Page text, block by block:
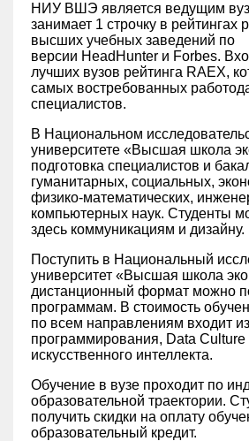
НИУ ВШЭ является ведущим
занимает 1 строчку в рейтингах
высших учебных заведений по
версии HeadHunter и Forbes.
лучших вузов рейтинга RAEX,
самых востребованных
специалистов.
В Национальном
университете «Высшая школа
подготовка специалистов и
гуманитарных, социальных,
физико-математических,
компьютерных наук. Студенты
здесь коммуникациям и дизайну.
Поступить в Национальный
университет «Высшая школа
дистанционный формат можно
программам. В стоимость
по всем направлениям входит
программирования, Data Culture
искусственного интеллекта.
Обучение в вузе проходит по
образовательной траектории.
получить скидки на оплату
образовательный кредит.